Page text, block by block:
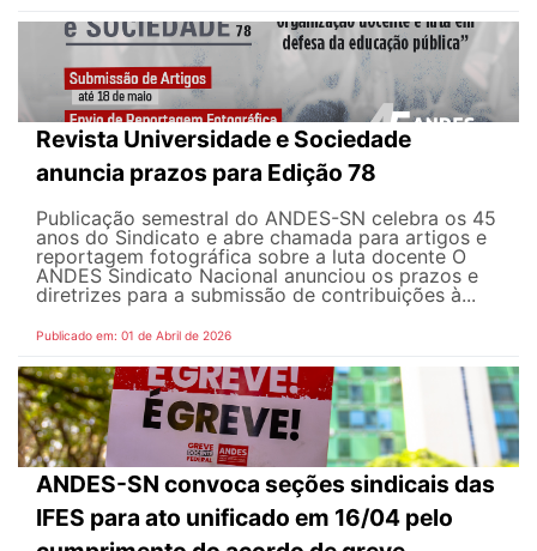
Revista Universidade e Sociedade
anuncia prazos para Edição 78
Publicação semestral do ANDES-SN celebra os 45
anos do Sindicato e abre chamada para artigos e
reportagem fotográfica sobre a luta docente O
ANDES Sindicato Nacional anunciou os prazos e
diretrizes para a submissão de contribuições à...
Publicado em: 01 de Abril de 2026
ANDES-SN convoca seções sindicais das
IFES para ato unificado em 16/04 pelo